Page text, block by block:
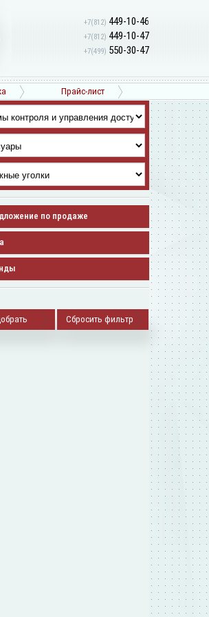
+7(812) 449-10-46
+7(812) 449-10-47
+7(499) 550-30-47
Прайс-лист
по продаже
Сбросить фильтр